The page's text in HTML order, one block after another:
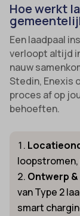
Hoe werkt
Een laadpaal
verloopt altijd
nauw
Stedin, Enexis
proces af op
behoeften.
Ontwerp
van Type 2
smart